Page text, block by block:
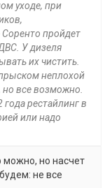
уходе, при
Соренто пройдет
У дизеля
их чистить.
неплохой
но все возможно.
рестайлинг в
или надо
можно, но насчет
не все